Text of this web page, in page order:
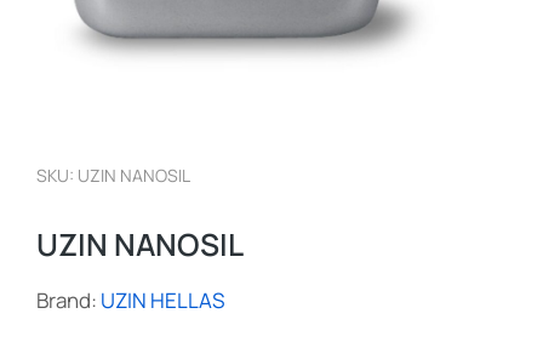
SKU: UZIN NANOSIL
UZIN NANOSIL
Brand: UZIN HELLAS